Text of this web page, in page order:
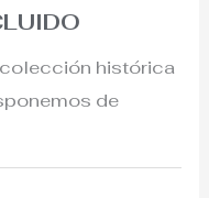
histórica
de